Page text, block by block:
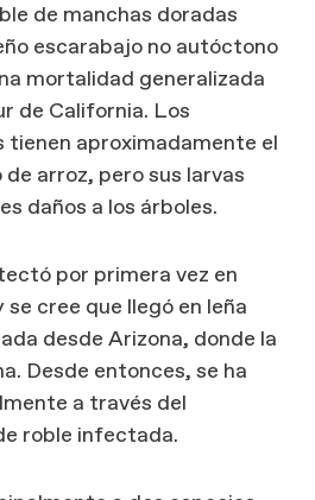
de manchas doradas
escarabajo no autóctono
mortalidad generalizada
de California. Los
tienen aproximadamente el
arroz, pero sus larvas
daños a los árboles.
por primera vez en
cree que llegó en leña
desde Arizona, donde la
Desde entonces, se ha
a través del
roble infectada.